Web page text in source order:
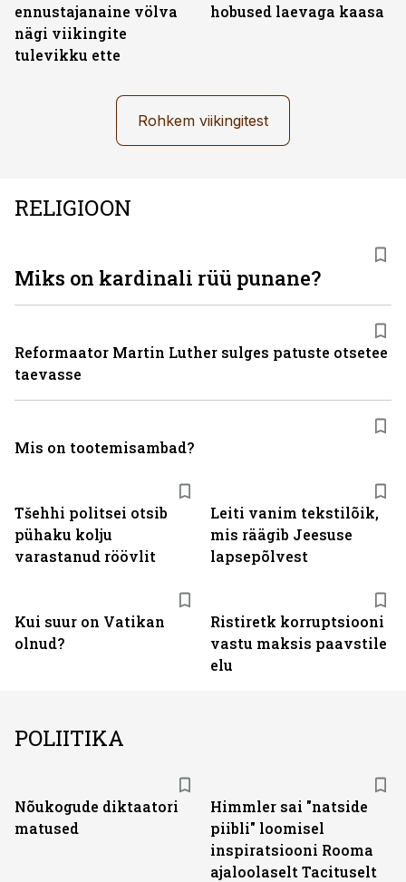
ennustajanaine völva
nägi viikingite
tulevikku ette
hobused laevaga kaasa
Rohkem viikingitest
RELIGIOON
Tšehhi politsei otsib
pühaku kolju
varastanud röövlit
Leiti vanim tekstilõik,
mis räägib Jeesuse
lapsepõlvest
Kui suur on Vatikan
olnud?
Ristiretk korruptsiooni
vastu maksis paavstile
elu
Miks on kardinali rüü punane?
Reformaator Martin Luther sulges patuste otsetee
taevasse
Mis on tootemisambad?
POLIITIKA
Nõukogude diktaatori
matused
Himmler sai "natside
piibli" loomisel
inspiratsiooni Rooma
ajaloolaselt Tacituselt